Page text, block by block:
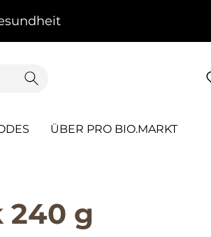
ÜBER PRO BIO.MARKT
240 g